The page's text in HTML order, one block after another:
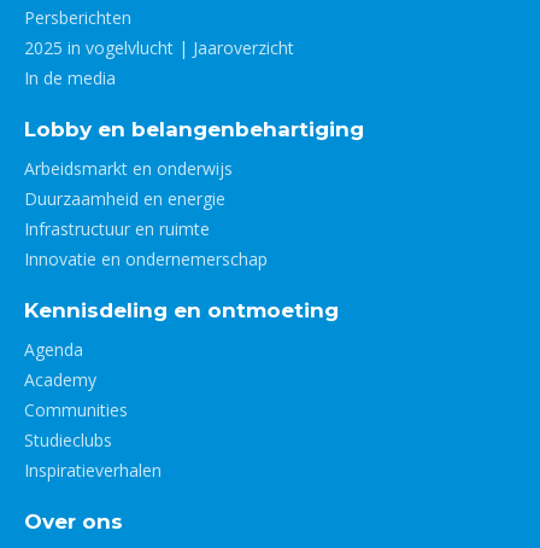
Persberichten
2025 in vogelvlucht | Jaaroverzicht
In de media
Lobby en belangenbehartiging
Arbeidsmarkt en onderwijs
Duurzaamheid en energie
Infrastructuur en ruimte
Innovatie en ondernemerschap
Kennisdeling en ontmoeting
Agenda
Academy
Communities
Studieclubs
Inspiratieverhalen
Over ons